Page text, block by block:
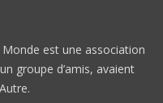
est une association
groupe d’amis, avaient